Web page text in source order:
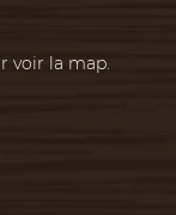
voir la map.